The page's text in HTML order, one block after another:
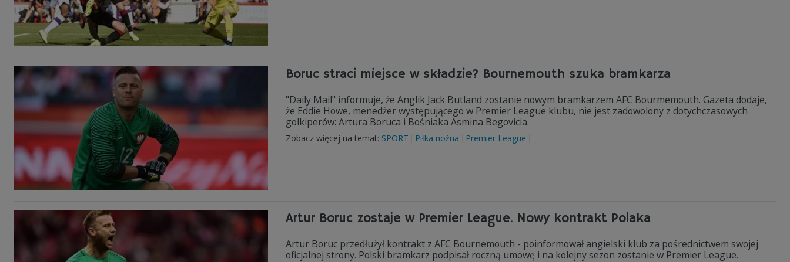
Boruc straci miejsce w składzie? Bournemouth szuka bramkarza
"Daily Mail" informuje, że Anglik Jack Butland zostanie nowym bramkarzem AFC Bourmemouth. Gazeta dodaje,
że Eddie Howe, menedżer występującego w Premier League klubu, nie jest zadowolony z dotychczasowych
golkiperów: Artura Boruca i Bośniaka Asmina Begovicia.
Zobacz więcej na temat: SPORT Piłka nożna Premier League
Artur Boruc zostaje w Premier League. Nowy kontrakt Polaka
Artur Boruc przedłużył kontrakt z AFC Bournemouth - poinformował angielski klub za pośrednictwem swojej
oficjalnej strony. Polski bramkarz podpisał roczną umowę i na kolejny sezon zostanie w Premier League.